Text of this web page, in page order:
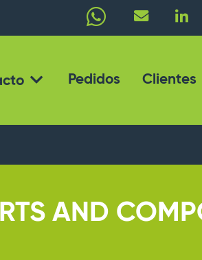
Pedidos Clientes
AND